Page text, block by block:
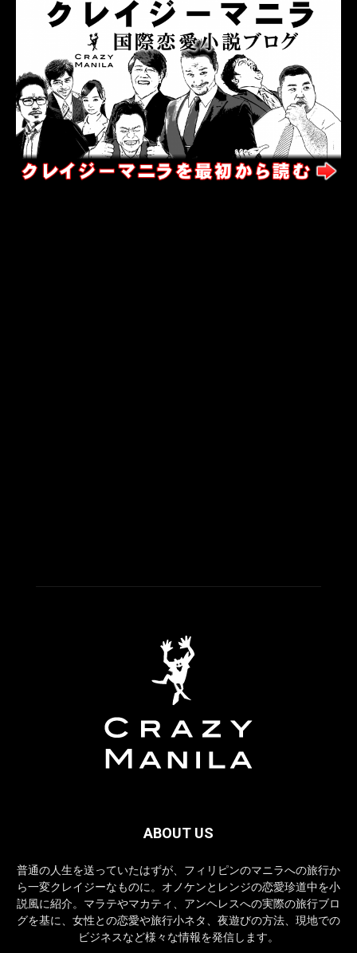
ABOUT US
普通の人生を送っていたはずが、フィリピンのマニラへの旅行か
ら一変クレイジーなものに。オノケンとレンジの恋愛珍道中を小
説風に紹介。マラテやマカティ、アンヘレスへの実際の旅行ブロ
グを基に、女性との恋愛や旅行小ネタ、夜遊びの方法、現地での
ビジネスなど様々な情報を発信します。